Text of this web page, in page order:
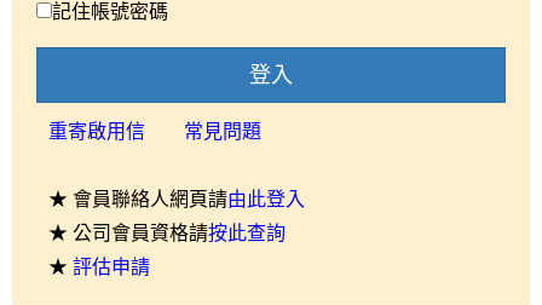
記住帳號密碼
登入
重寄啟用信 常見問題
★ 會員聯絡人網頁請由此登入
★ 公司會員資格請按此查詢
★ 評估申請